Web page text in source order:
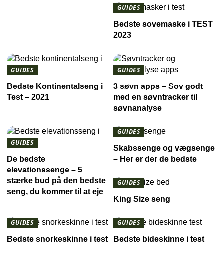
GUIDES
Bedste sovemaske i TEST
2023
GUIDES
Bedste Kontinentalseng i
Test – 2021
GUIDES
3 søvn apps – Sov godt
med en søvntracker til
søvnanalyse
GUIDES
De bedste
elevationssenge – 5
stærke bud på den bedste
seng, du kommer til at eje
GUIDES
Skabssenge og vægsenge
– Her er der de bedste
GUIDES
King Size seng
GUIDES
Bedste snorkeskinne i test
GUIDES
Bedste bideskinne i test